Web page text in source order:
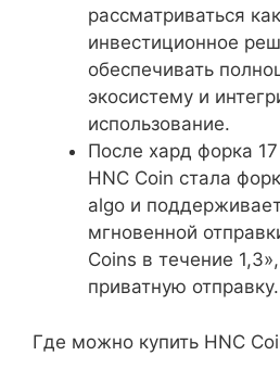
рассматриваться
инвестиционное
обеспечивать
экосистему и
использование.
После хард форка
HNC Coin стала
algo и
мгновенной
Coins в течение
приватную отправку.
Где можно купить HNC